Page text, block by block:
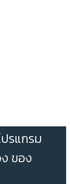
รแกรม
ของ